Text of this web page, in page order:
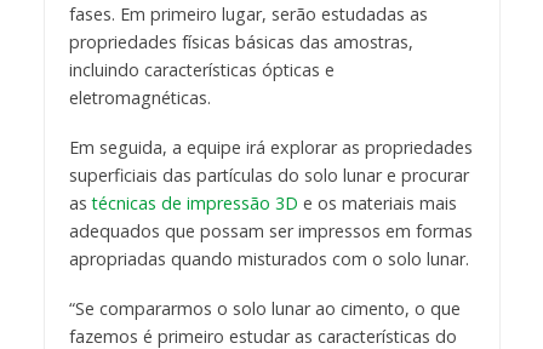
fases. Em primeiro lugar, serão estudadas as
propriedades físicas básicas das amostras,
incluindo características ópticas e
eletromagnéticas.
Em seguida, a equipe irá explorar as propriedades
superficiais das partículas do solo lunar e procurar
astécnicas de impressão 3D e os materiais mais
adequados que possam ser impressos em formas
apropriadas quando misturados com o solo lunar.
“Se compararmos o solo lunar ao cimento, o que
fazemos é primeiro estudar as características do